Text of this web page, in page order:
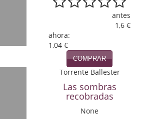
antes
1,6 €
ahora:
1,04 €
COMPRAR
Torrente Ballester
Las sombras
recobradas
None